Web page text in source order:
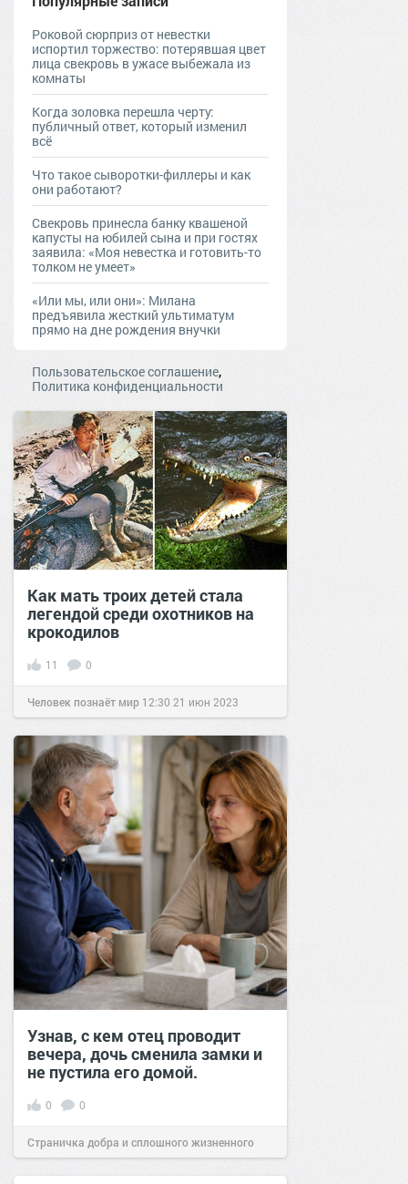
Роковой сюрприз от невестки
испортил торжество: потерявшая цвет
лица свекровь в ужасе выбежала из
комнаты
Когда золовка перешла черту:
публичный ответ, который изменил
всё
Что такое сыворотки-филлеры и как
они работают?
Свекровь принесла банку квашеной
капусты на юбилей сына и при гостях
заявила: «Моя невестка и готовить-то
толком не умеет»
«Или мы, или они»: Милана
предъявила жесткий ультиматум
прямо на дне рождения внучки
Пользовательское соглашение,
Политика конфиденциальности
Как мать троих детей стала
легендой среди охотников на
крокодилов
11 0
Человек познаёт мир 12:30 21 июн 2023
Узнав, с кем отец проводит
вечера, дочь сменила замки и
не пустила его домой.
0 0
Страничка добра и сплошного жизненного
позитива!11:58 06 апр 2026